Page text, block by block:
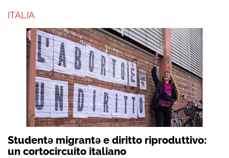
ITALIA
Studentə migrantə e diritto riproduttivo:
un cortocircuito italiano